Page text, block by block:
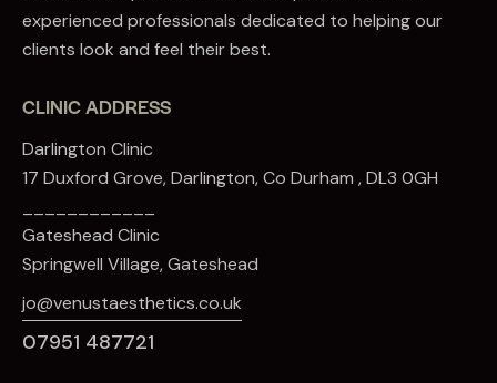
experienced professionals dedicated to helping our
clients look and feel their best.
CLINIC ADDRESS
Darlington Clinic
17 Duxford Grove, Darlington, Co Durham , DL3 0GH
Gateshead Clinic
Springwell Village, Gateshead
jo@venustaesthetics.co.uk
07951 487721